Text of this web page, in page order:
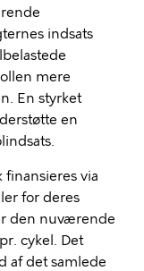
indsats
mere
En styrket
en
via
for deres
den nuværende
cykel. Det
af det samlede